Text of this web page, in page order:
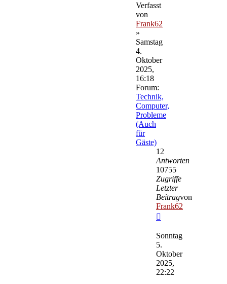
Verfasst
von
Frank62
»
Samstag
4.
Oktober
2025,
16:18
Forum:
Technik,
Computer,
Probleme
(Auch
für
Gäste)
12
Antworten
10755
Zugriffe
Letzter
Beitragvon
Frank62
Beitrag
Sonntag
5.
Oktober
2025,
22:22